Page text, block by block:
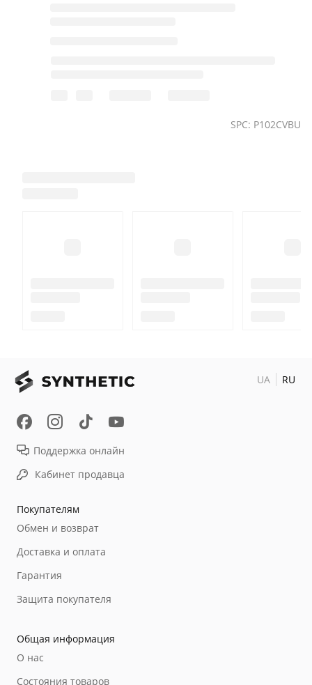
SPC: P102CVBU
Покупателям
Обмен и возврат
Доставка и оплата
Гарантия
Защита покупателя
Общая информация
О нас
Состояния товаров
Поддержка онлайн
Кабинет продавца
UA RU